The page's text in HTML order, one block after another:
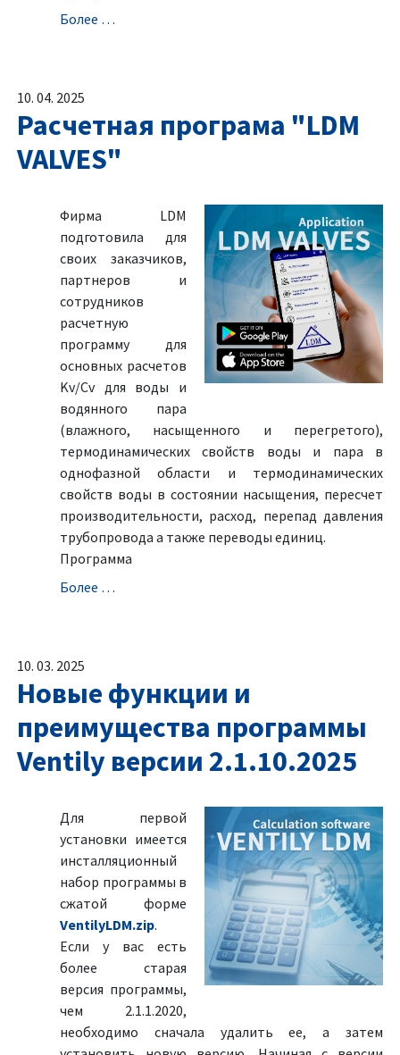
Болeе …
10. 04. 2025
Расчетная програма "LDM
VALVES"
Фирма LDM
подготовила для
своих заказчиков,
партнеров и
сотрудников
расчетную
программу для
основных расчетов
Kv/Cv для воды и
водянного пара
(влажного, насыщенного и перегретого),
термодинамических свойств воды и пара в
однофазной области и термодинамических
свойств воды в состоянии насыщения, пересчет
производительности, расход, перепад давления
трубопровода а также переводы единиц.
Программа
Болeе …
10. 03. 2025
Новые функции и
преимущества программы
Ventily версии 2.1.10.2025
Для первой
установки имеется
инсталляционный
набор программы в
сжатой форме
VentilyLDM.zip.
Если у вас есть
более старая
версия программы,
чем 2.1.1.2020,
необходимо сначала удалить ее, а затем